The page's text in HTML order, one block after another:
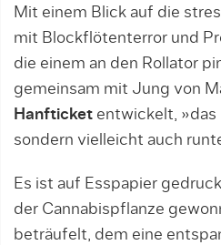
Mit einem Blick auf die
mit Blockflötenterror und
die einem an den Rollator
gemeinsam mit Jung von
Hanfticket entwickelt, »das
sondern vielleicht auch
Es ist auf Esspapier
der Cannabispflanze
beträufelt, dem eine